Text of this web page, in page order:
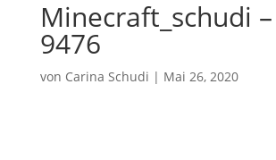
Minecraft_schudi
9476
von Carina Schudi | Mai 26, 2020